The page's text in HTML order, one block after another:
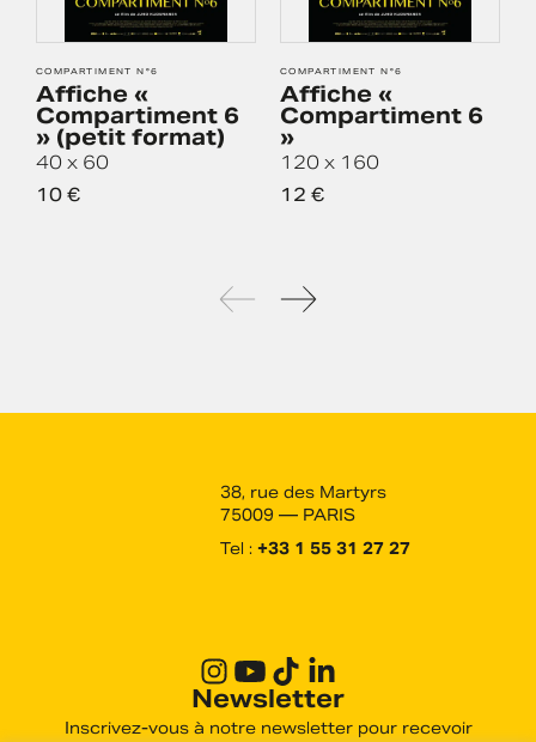
COMPARTIMENT N°6
Affiche «
Compartiment 6
» (petit format)
40 x 60
10 €
COMPARTIMENT N°6
Affiche «
Compartiment 6
»
120 x 160
12 €
38, rue des Martyrs
75009 — PARIS
Tel : +33 1 55 31 27 27
Newsletter
Inscrivez-vous à notre newsletter pour recevoir